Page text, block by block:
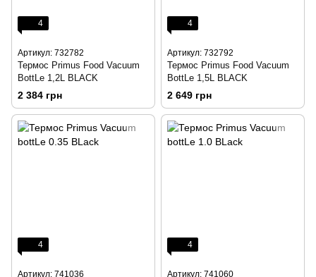
4
Артикул: 732782
Термос Primus Food Vacuum
BottLe 1,2L BLACK
2 384 грн
4
Артикул: 732792
Термос Primus Food Vacuum
BottLe 1,5L BLACK
2 649 грн
4
Артикул: 741036
4
Артикул: 741060